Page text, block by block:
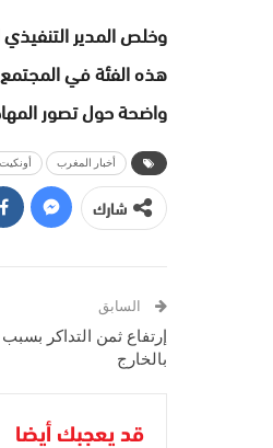
وخلص المدير التنفيذي
هذه الفئة في
واضحة حول تصور
أخبار المغرب أونكيت
شارك
السابق
إرتفاع ثمن التداكر
بالخارج
قد يعجبك أيضا